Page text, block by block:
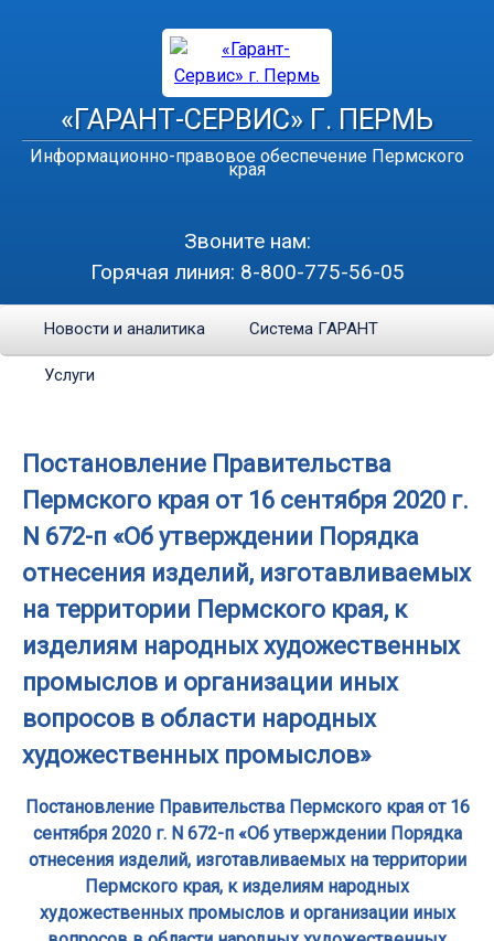
«ГАРАНТ-СЕРВИС» Г. ПЕРМЬ
Информационно-правовое обеспечение Пермского
края
Звоните нам:
Горячая линия: 8-800-775-56-05
Новости и аналитика Система ГАРАНТ
Услуги
Постановление Правительства
Пермского края от 16 сентября 2020 г.
N 672-п «Об утверждении Порядка
отнесения изделий, изготавливаемых
на территории Пермского края, к
изделиям народных художественных
промыслов и организации иных
вопросов в области народных
художественных промыслов»
Постановление Правительства Пермского края от 16
сентября 2020 г. N 672-п «Об утверждении Порядка
отнесения изделий, изготавливаемых на территории
Пермского края, к изделиям народных
художественных промыслов и организации иных